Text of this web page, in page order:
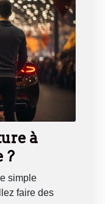
à
?
simple
faire des